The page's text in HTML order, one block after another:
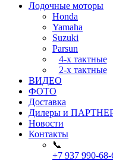
Лодочные моторы
Honda
Yamaha
Suzuki
Parsun
4-х тактные
2-х тактные
ВИДЕО
ФОТО
Доставка
Дилеры и
Новости
Контакты
📞
+7 937 990-68-